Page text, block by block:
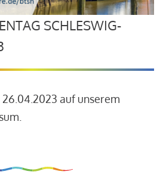
SCHLESWIG-
auf unserem